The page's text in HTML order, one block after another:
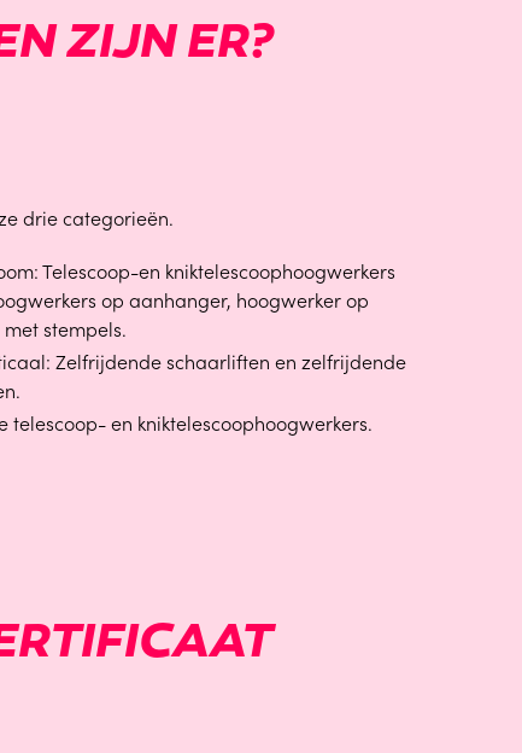
ZIJN ER?
drie categorieën.
Telescoop-en kniktelescoophoogwerkers
op aanhanger, hoogwerker op
stempels.
Zelfrijdende schaarliften en zelfrijdende
telescoop- en kniktelescoophoogwerkers.